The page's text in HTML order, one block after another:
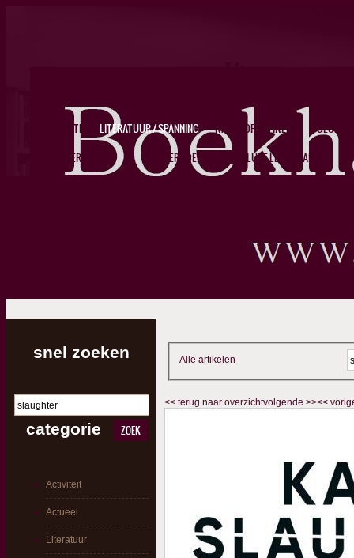
WEBSITE LITERATUUR / SPANNING KANTOORARTIKELEN
GLOBES
WAGNERS ITALIE
KINDERBOEKEN / YA LUXE LEDERWAREN
snel zoeken
ZOEK
categorie
Activiteit
Actueel
Literatuur
Alle artikelen
<< terug naar overzichtvolgende >><<